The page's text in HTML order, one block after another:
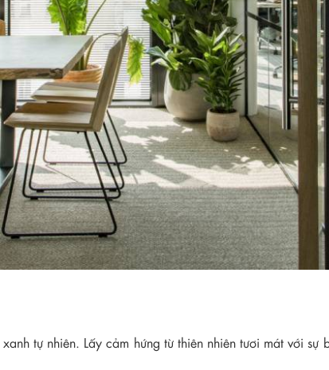
tự nhiên. Lấy cảm hứng từ thiên nhiên tươi mát với